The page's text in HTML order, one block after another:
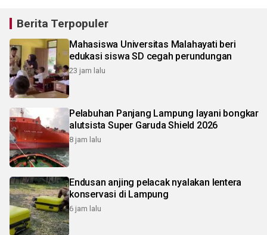
Berita Terpopuler
Mahasiswa Universitas Malahayati beri
edukasi siswa SD cegah perundungan
23 jam lalu
Pelabuhan Panjang Lampung layani bongkar
alutsista Super Garuda Shield 2026
8 jam lalu
Endusan anjing pelacak nyalakan lentera
konservasi di Lampung
6 jam lalu